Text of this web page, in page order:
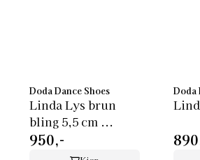
Doda Dance Shoes
Linda Lys brun
bling 5,5 cm ...
950,-
Doda